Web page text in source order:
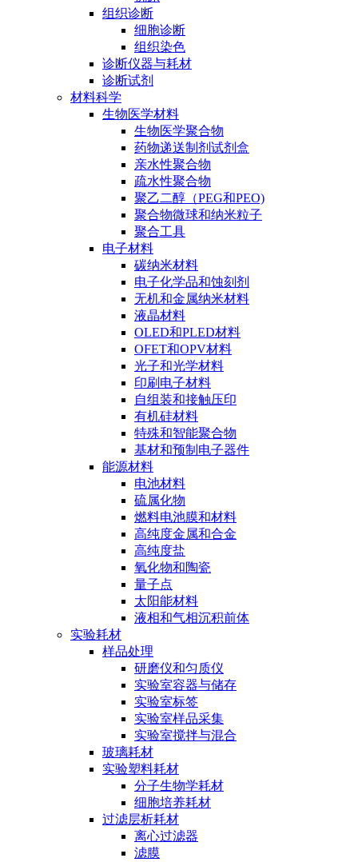
组织诊断
细胞诊断
组织染色
诊断仪器与耗材
诊断试剂
材料科学
生物医学材料
生物医学聚合物
药物递送制剂试剂盒
亲水性聚合物
疏水性聚合物
聚乙二醇（PEG和PEO)
聚合物微球和纳米粒子
聚合工具
电子材料
碳纳米材料
电子化学品和蚀刻剂
无机和金属纳米材料
液晶材料
OLED和PLED材料
OFET和OPV材料
光子和光学材料
印刷电子材料
自组装和接触压印
有机硅材料
特殊和智能聚合物
基材和预制电子器件
能源材料
电池材料
硫属化物
燃料电池膜和材料
高纯度金属和合金
高纯度盐
氧化物和陶瓷
量子点
太阳能材料
液相和气相沉积前体
实验耗材
样品处理
研磨仪和匀质仪
实验室容器与储存
实验室标签
实验室样品采集
实验室搅拌与混合
玻璃耗材
实验塑料耗材
分子生物学耗材
细胞培养耗材
过滤层析耗材
离心过滤器
滤膜